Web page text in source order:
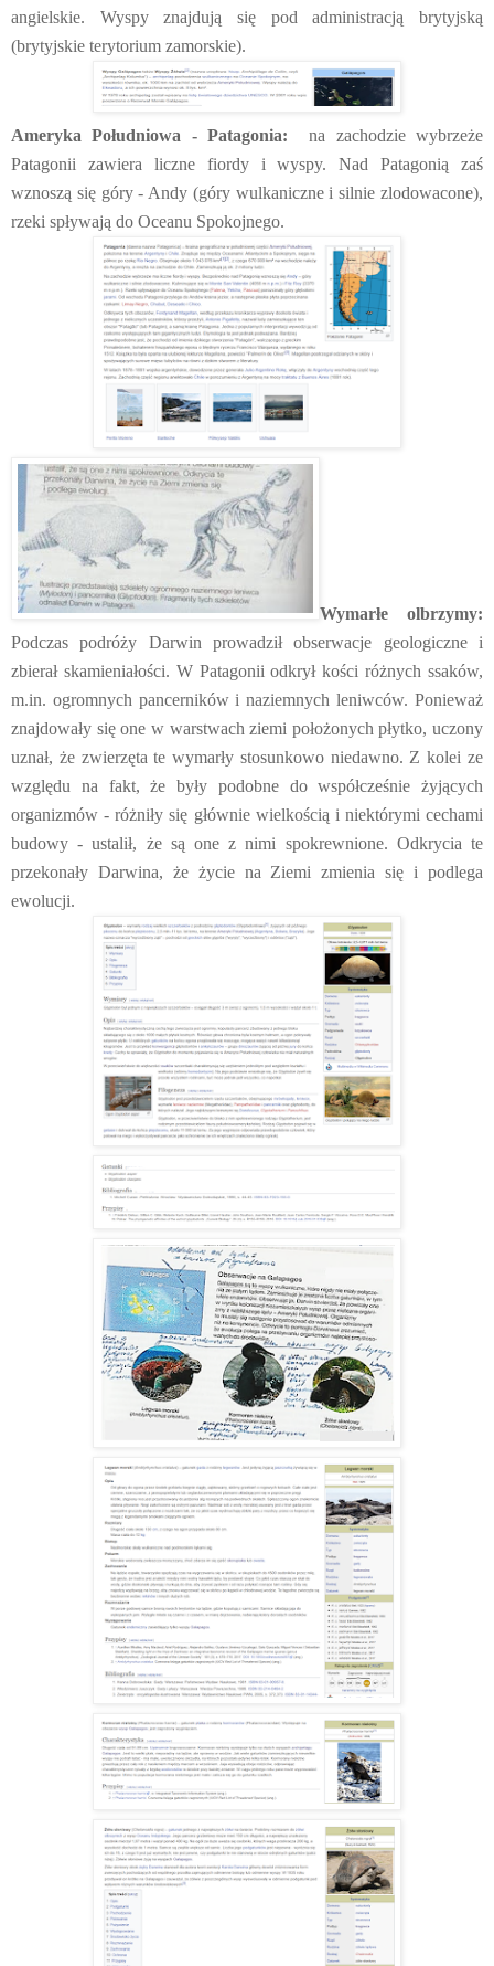
angielskie. Wyspy znajdują się pod administracją brytyjską
(brytyjskie terytorium zamorskie).
Ameryka Południowa - Patagonia:na zachodzie wybrzeże
Patagonii zawiera liczne fiordy i wyspy. Nad Patagonią zaś
wznoszą się góry - Andy (góry wulkaniczne i silnie zlodowacone),
rzeki spływają do Oceanu Spokojnego.
Wymarłe olbrzymy:
Podczas podróży Darwin prowadził obserwacje geologiczne i
zbierał skamieniałości. W Patagonii odkrył kości różnych ssaków,
m.in. ogromnych pancerników i naziemnych leniwców. Ponieważ
znajdowały się one w warstwach ziemi położonych płytko, uczony
uznał, że zwierzęta te wymarły stosunkowo niedawno. Z kolei ze
względu na fakt, że były podobne do współcześnie żyjących
organizmów - różniły się głównie wielkością i niektórymi cechami
budowy - ustalił, że są one z nimi spokrewnione. Odkrycia te
przekonały Darwina, że życie na Ziemi zmienia się i podlega
ewolucji.